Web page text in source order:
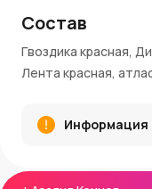
Победы и памятным
признательность
Преимущества:
Идеальный выбор
Состав
Гвоздика красная,
Лента красная,
Информация